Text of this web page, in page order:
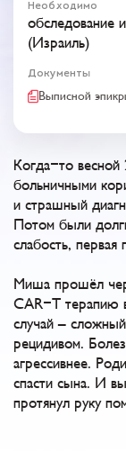
Необходимо
обследование
(Израиль)
Документы
Выписной
Когда-то весной
больничными
и страшный
Потом были
слабость,
Миша прошёл
CAR-T терапию
случай –
рецидивом.
агрессивнее.
спасти сына. И
протянул руку